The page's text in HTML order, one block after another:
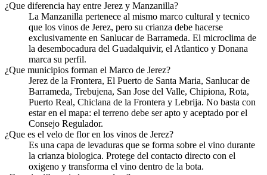
¿Que diferencia hay entre Jerez y Manzanilla?
La Manzanilla pertenece al mismo marco cultural y tecnico
que los vinos de Jerez, pero su crianza debe hacerse
exclusivamente en Sanlucar de Barrameda. El microclima de
la desembocadura del Guadalquivir, el Atlantico y Donana
marca su perfil.
¿Que municipios forman el Marco de Jerez?
Jerez de la Frontera, El Puerto de Santa Maria, Sanlucar de
Barrameda, Trebujena, San Jose del Valle, Chipiona, Rota,
Puerto Real, Chiclana de la Frontera y Lebrija. No basta con
estar en el mapa: el terreno debe ser apto y aceptado por el
Consejo Regulador.
¿Que es el velo de flor en los vinos de Jerez?
Es una capa de levaduras que se forma sobre el vino durante
la crianza biologica. Protege del contacto directo con el
oxigeno y transforma el vino dentro de la bota.